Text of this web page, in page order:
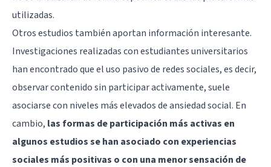
utilizadas.
Otros estudios también aportan información interesante.
Investigaciones realizadas con estudiantes universitarios
han encontrado que el uso pasivo de redes sociales, es decir,
observar contenido sin participar activamente, suele
asociarse con niveles más elevados de ansiedad social. En
cambio, las formas de participación más activas en
algunos estudios se han asociado con experiencias
sociales más positivas o con una menor sensación de